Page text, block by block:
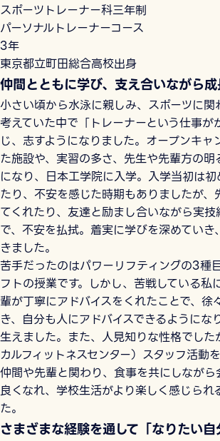
スポーツトレーナー科三年制
パーソナルトレーナーコース
3年
東京都立町田総合高校出身
仲間とともに学び、支え合いながら
小さい頃から水泳に親しみ、スポーツに関
考えていた中で「トレーナーという仕事が
じ、志すようになりました。オープンキャ
た施設や、実習の多さ、先生や先輩方の
になり、日本工学院に入学。入学当初は
たり、不安を感じた時期もありましたが
てくれたり、友達と励まし合いながら実
で、不安を払拭。着実に学びを深めていき
きました。
苦手だったのはパワーリフティングの3種
フトの授業です。しかし、苦戦している私
輩が丁寧にアドバイスをくれたことで、徐
き、自分も人にアドバイスできるようにな
生えました。また、人見知りな性格でし
カルフィットネスセンター）スタッフ活動
仲間や先輩と関わり、食事を共にしなが
良くなれ、学校生活がより楽しく感じられ
た。
さまざまな経験を通して「なりたい